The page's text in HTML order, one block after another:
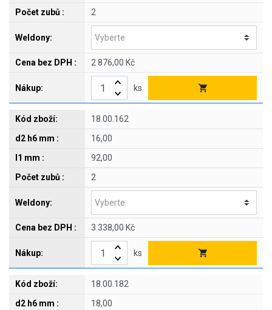
2
2 876,00 Kč
ks
18.00.162
16,00
92,00
2
3 338,00 Kč
ks
18.00.182
18,00